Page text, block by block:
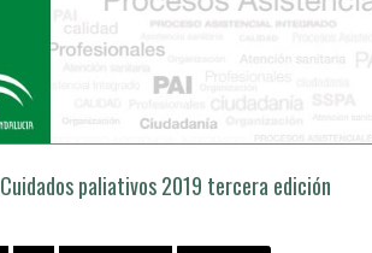
Cuidados paliativos 2019 tercera edición